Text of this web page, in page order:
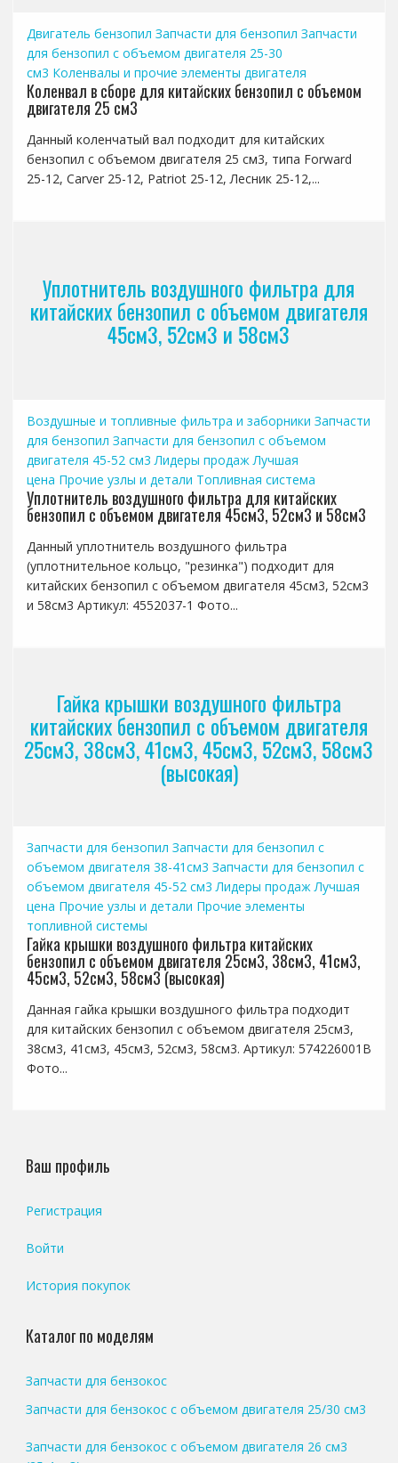
Двигатель бензопил Запчасти для бензопил Запчасти
для бензопил с объемом двигателя 25-30
см3 Коленвалы и прочие элементы двигателя
Коленвал в сборе для китайских бензопил с объемом
двигателя 25 см3
Данный коленчатый вал подходит для китайских
бензопил с объемом двигателя 25 см3, типа Forward
25-12, Carver 25-12, Patriot 25-12, Лесник 25-12,...
Уплотнитель воздушного фильтра для
китайских бензопил с объемом двигателя
45см3, 52см3 и 58см3
Воздушные и топливные фильтра и заборники Запчасти
для бензопил Запчасти для бензопил с объемом
двигателя 45-52 см3 Лидеры продаж Лучшая
цена Прочие узлы и детали Топливная система
Уплотнитель воздушного фильтра для китайских
бензопил с объемом двигателя 45см3, 52см3 и 58см3
Данный уплотнитель воздушного фильтра
(уплотнительное кольцо, "резинка") подходит для
китайских бензопил с объемом двигателя 45см3, 52см3
и 58см3 Артикул: 4552037-1 Фото...
Гайка крышки воздушного фильтра
китайских бензопил с объемом двигателя
25см3, 38см3, 41см3, 45см3, 52см3, 58см3
(высокая)
Запчасти для бензопил Запчасти для бензопил с
объемом двигателя 38-41см3 Запчасти для бензопил с
объемом двигателя 45-52 см3 Лидеры продаж Лучшая
цена Прочие узлы и детали Прочие элементы
топливной системы
Гайка крышки воздушного фильтра китайских
бензопил с объемом двигателя 25см3, 38см3, 41см3,
45см3, 52см3, 58см3 (высокая)
Данная гайка крышки воздушного фильтра подходит
для китайских бензопил с объемом двигателя 25см3,
38см3, 41см3, 45см3, 52см3, 58см3. Артикул: 574226001B
Фото...
Ваш профиль
Регистрация
Войти
История покупок
Каталог по моделям
Запчасти для бензокос
Запчасти для бензокос с объемом двигателя 25/30 см3
Запчасти для бензокос с объемом двигателя 26 см3